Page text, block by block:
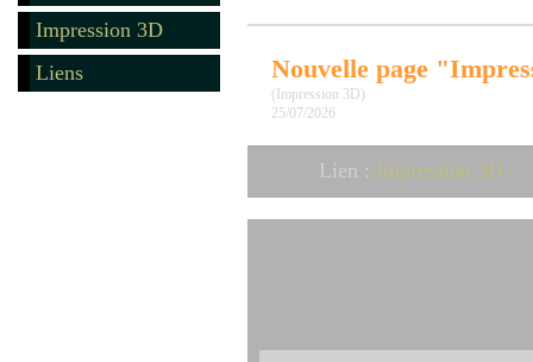
Impression 3D
Liens
Nouvelle page
(Impression 3D)
25/07/2026
Lien : Impression 3D